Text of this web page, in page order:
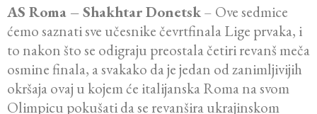
AS Roma – Shakhtar Donetsk– Ove sedmice
ćemo saznati sve učesnike čevrtfinala Lige prvaka, i
to nakon što se odigraju preostala četiri revanš meča
osmine finala, a svakako da je jedan od zanimljivijih
okršaja ovaj u kojem će italijanska Roma na svom
Olimpicu pokušati da se revanšira ukrajinskom